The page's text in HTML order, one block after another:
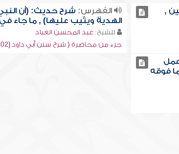
,
الفهرس: شرح حديث: (أن
الهدية ويثيب عليها) , ما جاء في
للشيخ: عبد المحسن العباد
جزء من محاضرة ( شرح سنن أبي داود [402])
فوقه